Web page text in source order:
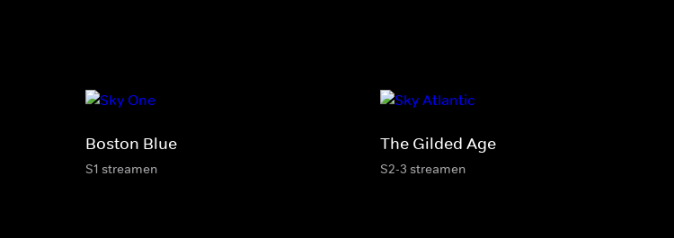
Boston Blue
S1 streamen
The Gilded Age
S2-3 streamen